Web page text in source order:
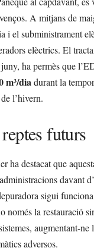
A mitjans de
i el subministrament
elèctrics. El
ha permès que
m³/diadurant la
de l’hivern.
futurs
ha destacat que
davant
sigui
només la restauració
augmentant-
adversos.